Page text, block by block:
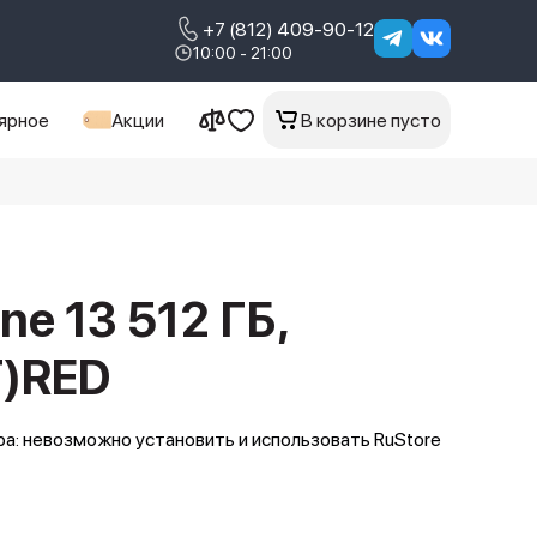
+7 (812) 409-90-12
10:00 - 21:00
Акции В корзине пусто
13 512 ГБ,
невозможно установить и использовать RuStore